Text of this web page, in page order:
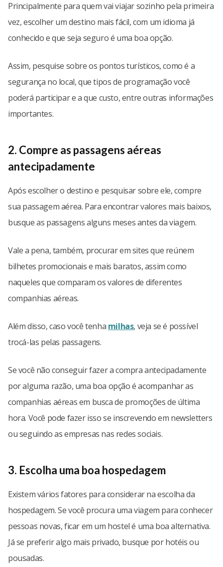
Principalmente para quem vai viajar sozinho pela primeira
vez, escolher um destino mais fácil, com um idioma já
conhecido e que seja seguro é uma boa opção.
Assim, pesquise sobre os pontos turísticos, como é a
segurança no local, que tipos de programação você
poderá participar e a que custo, entre outras informações
importantes.
2. Compre as passagens aéreas
antecipadamente
Após escolher o destino e pesquisar sobre ele, compre
sua passagem aérea. Para encontrar valores mais baixos,
busque as passagens alguns meses antes da viagem.
Vale a pena, também, procurar em sites que reúnem
bilhetes promocionais e mais baratos, assim como
naqueles que comparam os valores de diferentes
companhias aéreas.
Além disso, caso você tenha milhas, veja se é possível
trocá-las pelas passagens.
Se você não conseguir fazer a compra antecipadamente
por alguma razão, uma boa opção é acompanhar as
companhias aéreas em busca de promoções de última
hora. Você pode fazer isso se inscrevendo em newsletters
ou seguindo as empresas nas redes sociais.
3. Escolha uma boa hospedagem
Existem vários fatores para considerar na escolha da
hospedagem. Se você procura uma viagem para conhecer
pessoas novas, ficar em um hostel é uma boa alternativa.
Já se preferir algo mais privado, busque por hotéis ou
pousadas.